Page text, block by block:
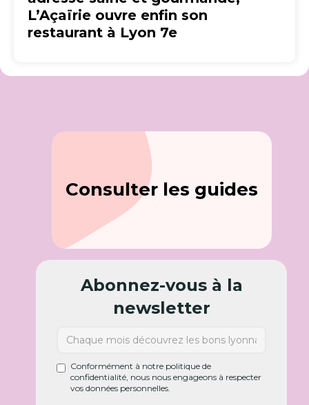
L’Açaïrie ouvre enfin son
restaurant à Lyon 7e
Consulter les guides
Abonnez-vous à la
newsletter
Conformément à notre politique de
confidentialité, nous nous engageons à respecter
vos données personnelles.